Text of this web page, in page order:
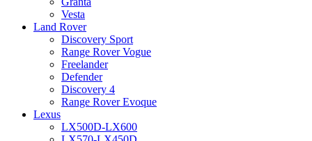
Vesta
Land Rover
Discovery Sport
Range Rover Vogue
Freelander
Defender
Discovery 4
Range Rover Evoque
Lexus
LX500D-LX600